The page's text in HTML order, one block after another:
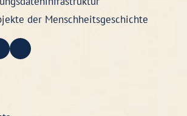
der Menschheitsgeschichte